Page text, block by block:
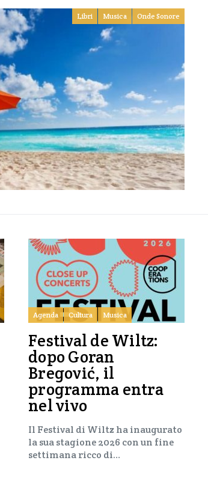
Libri Musica Onde Sonore
Agenda Cultura Musica
Festival de Wiltz:
dopo Goran
Bregović, il
programma entra
nel vivo
Il Festival di Wiltz ha inaugurato
la sua stagione 2026 con un fine
settimana ricco di…